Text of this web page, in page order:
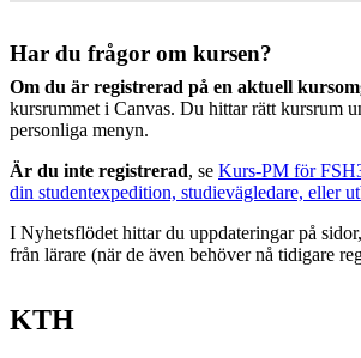
Har du frågor om kursen?
Om du är registrerad på en aktuell
kursrummet i Canvas. Du hittar rätt kursrum
personliga menyn.
Är du inte registrerad, se Kurs-PM för
din studentexpedition, studievägledare, eller
I Nyhetsflödet hittar du uppdateringar på
från lärare (när de även behöver nå tidigare
KTH